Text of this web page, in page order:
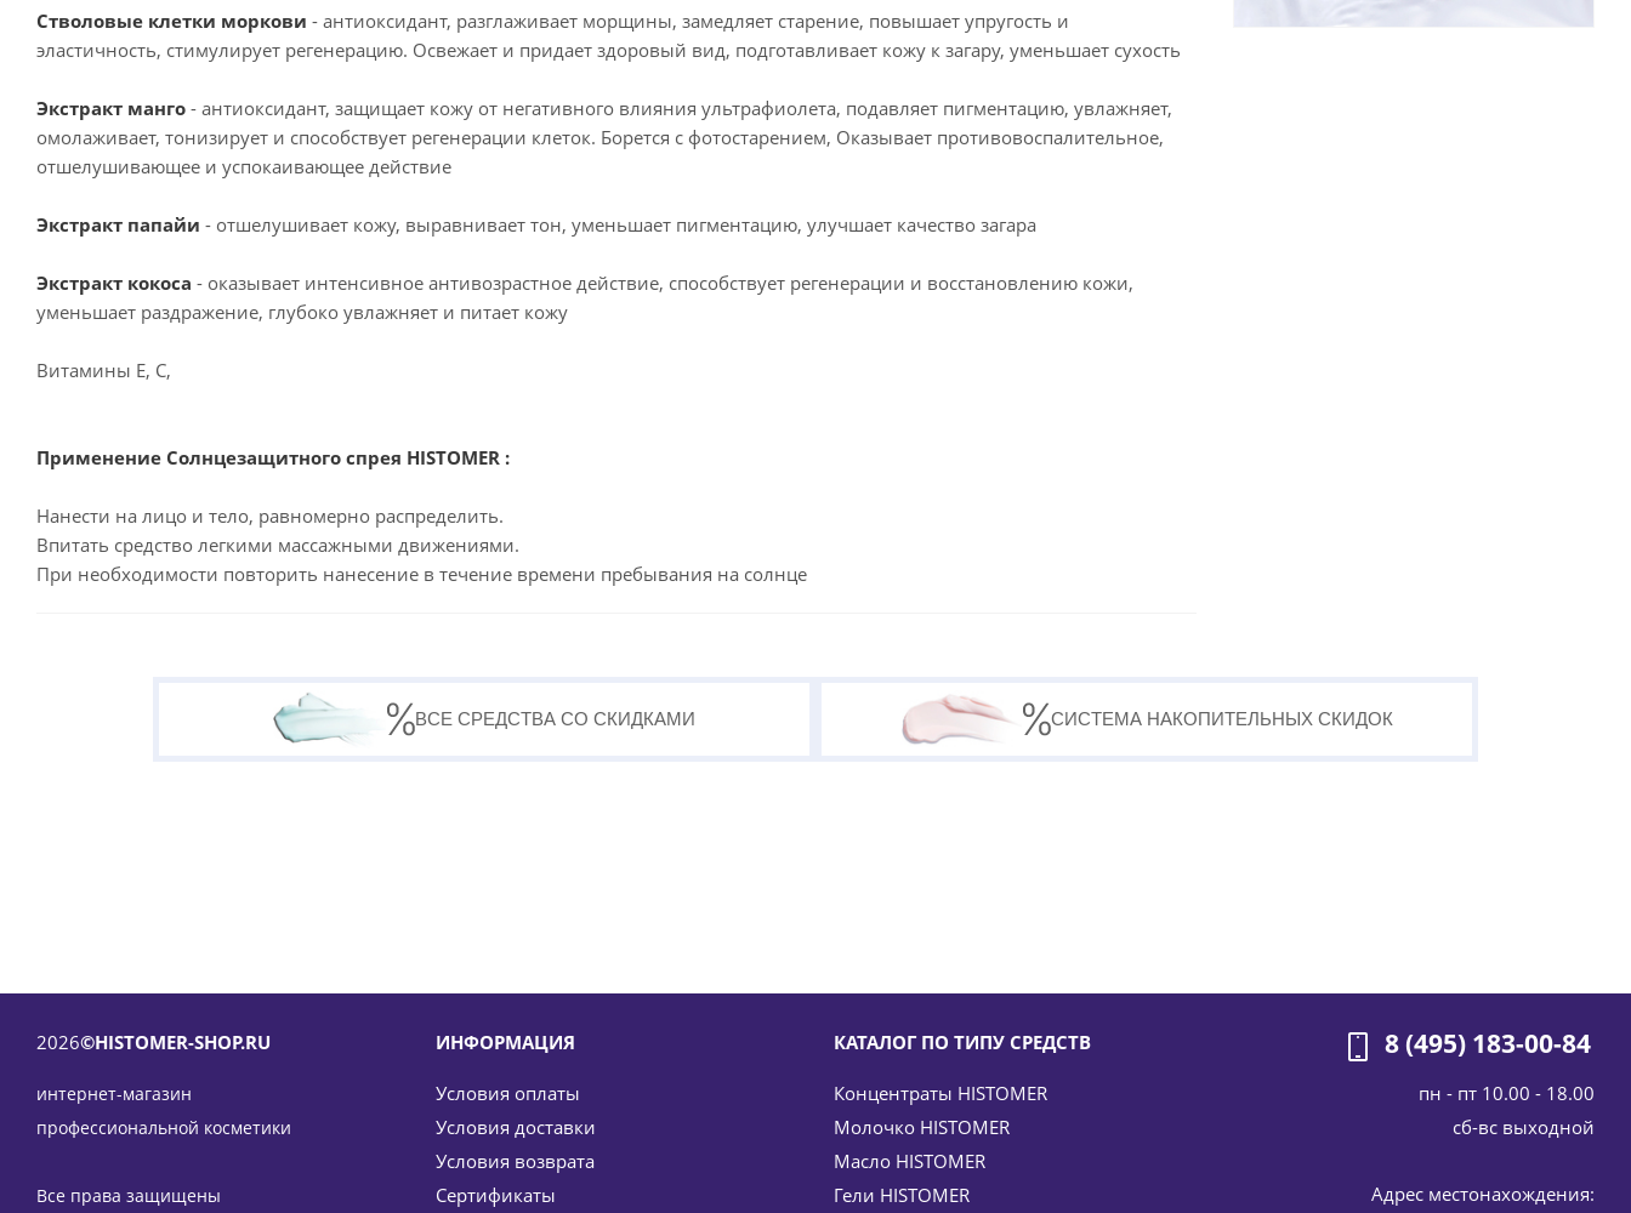
Стволовые клетки моркови - антиоксидант, разглаживает морщины, замедляет старение, повышает упругость и
эластичность, стимулирует регенерацию. Освежает и придает здоровый вид, подготавливает кожу к загару, уменьшает сухость
Экстракт манго - антиоксидант, защищает кожу от негативного влияния ультрафиолета, подавляет пигментацию, увлажняет,
омолаживает, тонизирует и способствует регенерации клеток. Борется с фотостарением, Оказывает противовоспалительное,
отшелушивающее и успокаивающее действие
Экстракт папайи - отшелушивает кожу, выравнивает тон, уменьшает пигментацию, улучшает качество загара
Экстракт кокоса - оказывает интенсивное антивозрастное действие, способствует регенерации и восстановлению кожи,
уменьшает раздражение, глубоко увлажняет и питает кожу
Витамины Е, С,
Применение Солнцезащитного спрея HISTOMER :
Нанести на лицо и тело, равномерно распределить.
Впитать средство легкими массажными движениями.
При необходимости повторить нанесение в течение времени пребывания на солнце
ВСЕ СРЕДСТВА СО СКИДКАМИ СИСТЕМА НАКОПИТЕЛЬНЫХ СКИДОК
2026©HISTOMER-SHOP.RU
интернет-магазин
профессиональной косметики
Все права защищены
ИНФОРМАЦИЯ
Условия оплаты
Условия доставки
Условия возврата
Сертификаты
КАТАЛОГ ПО ТИПУ СРЕДСТВ
Концентраты HISTOMER
Молочко HISTOMER
Масло HISTOMER
Гели HISTOMER
8 (495) 183-00-84
пн - пт 10.00 - 18.00
cб-вс выходной
Адрес местонахождения: